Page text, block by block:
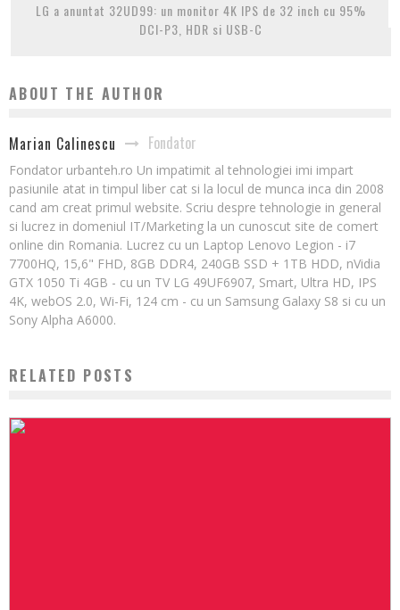
LG a anuntat 32UD99: un monitor 4K IPS de 32 inch cu 95%
DCI-P3, HDR si USB-C
ABOUT THE AUTHOR
Marian Calinescu Fondator
Fondator urbanteh.ro Un impatimit al tehnologiei imi impart
pasiunile atat in timpul liber cat si la locul de munca inca din 2008
cand am creat primul website. Scriu despre tehnologie in general
si lucrez in domeniul IT/Marketing la un cunoscut site de comert
online din Romania. Lucrez cu un Laptop Lenovo Legion - i7
7700HQ, 15,6" FHD, 8GB DDR4, 240GB SSD + 1TB HDD, nVidia
GTX 1050 Ti 4GB - cu un TV LG 49UF6907, Smart, Ultra HD, IPS
4K, webOS 2.0, Wi-Fi, 124 cm - cu un Samsung Galaxy S8 si cu un
Sony Alpha A6000.
RELATED POSTS